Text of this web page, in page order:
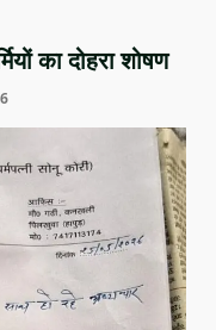
का दोहरा शोषण